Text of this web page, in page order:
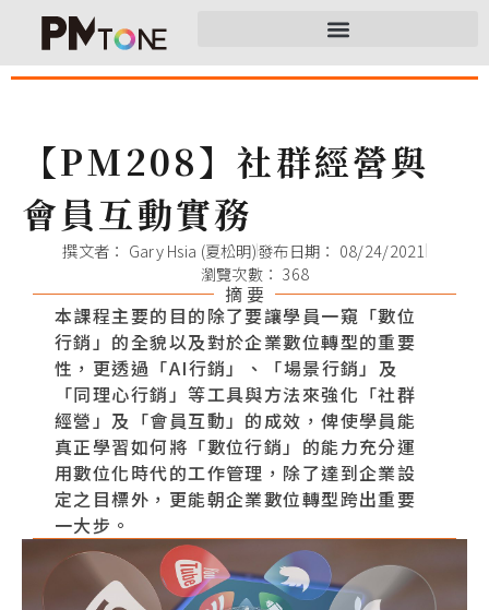
【PM208】社群經營與
會員互動實務
撰文者： Gary Hsia (夏松明)發布日期： 08/24/2021
瀏覽次數： 368
摘 要
本課程主要的目的除了要讓學員一窺「數位
行銷」的全貌以及對於企業數位轉型的重要
性，更透過「AI行銷」、「場景行銷」及
「同理心行銷」等工具與方法來強化「社群
經營」及「會員互動」的成效，俾使學員能
真正學習如何將「數位行銷」的能力充分運
用數位化時代的工作管理，除了達到企業設
定之目標外，更能朝企業數位轉型跨出重要
一大步。